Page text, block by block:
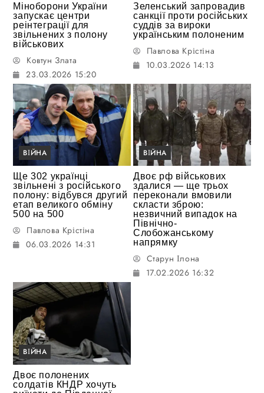
Міноборони України
запускає центри
реінтеграції для
звільнених з полону
військових
Ковтун Злата
23.03.2026 15:20
Зеленський запровадив
санкції проти російських
суддів за вироки
українським полоненим
Павлова Крістіна
10.03.2026 14:13
ВІЙНА
Ще 302 українці
звільнені з російського
полону: відбувся другий
етап великого обміну
500 на 500
Павлова Крістіна
06.03.2026 14:31
ВІЙНА
Двоє рф військових
здалися — ще трьох
переконали вмовили
скласти зброю:
незвичний випадок на
Північно-
Слобожанському
напрямку
Старун Ілона
17.02.2026 16:32
ВІЙНА
Двоє полонених
солдатів КНДР хочуть